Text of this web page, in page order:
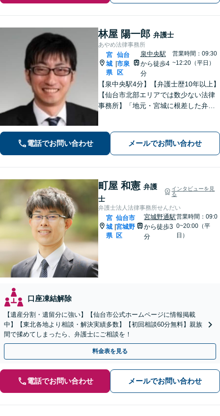
林屋 陽一郎 弁護士
あやめ法律事務所
宮
城
県
仙台
市泉
区
泉中央駅
から徒歩4
分
営業時間：09:30
~12:20（平日）
【泉中央駅4分】【弁護士歴10年以上】
【仙台市北部エリアでは数少ない法律
事務所】「地元・宮城に根差した弁護
電話でお問い合わせ メールでお問い合わせ
町屋 和憲 弁護
士
インタビューを見
る
弁護士法人法律事務所せんだい
宮
城
県
|
仙台市
宮城野
区
宮城野通駅
から徒歩3
分
営業時間：09:0
0~20:00（平
日）
口座凍結解除
【遺産分割・遺留分に強い】【仙台市公式ホームページに情報掲載
中】【東北各地より相談・解決実績多数】【初回相談60分無料】親族
間で揉めてしまったら、弁護士にご相談を！
料金表を見る
電話でお問い合わせ メールでお問い合わせ